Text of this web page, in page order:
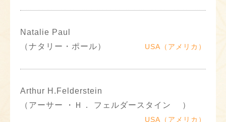
Natalie Paul
（ナタリー・ポール）
USA（アメリカ）
Arthur H.Felderstein
（アーサー ・Ｈ． フェルダースタイン ）
USA（アメリカ）